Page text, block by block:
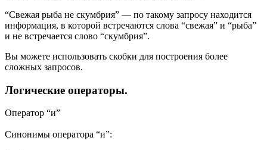
“Свежая рыба не скумбрия” — по такому запросу находится
информация, в которой встречаются слова “свежая” и “рыба”
и не встречается слово “скумбрия”.
Вы можете использовать скобки для построения более
сложных запросов.
Логические операторы.
Оператор “и”
Синонимы оператора “и”: